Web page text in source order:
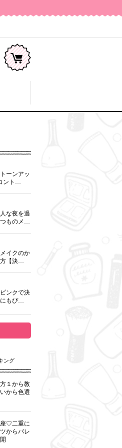
本舗
ーンアッ
ント…
な夜を過
ものメ…
イクのか
方【決…
ンクで決
にもぴ…
ング
１から教
から色選
座♡二重に
からバレ